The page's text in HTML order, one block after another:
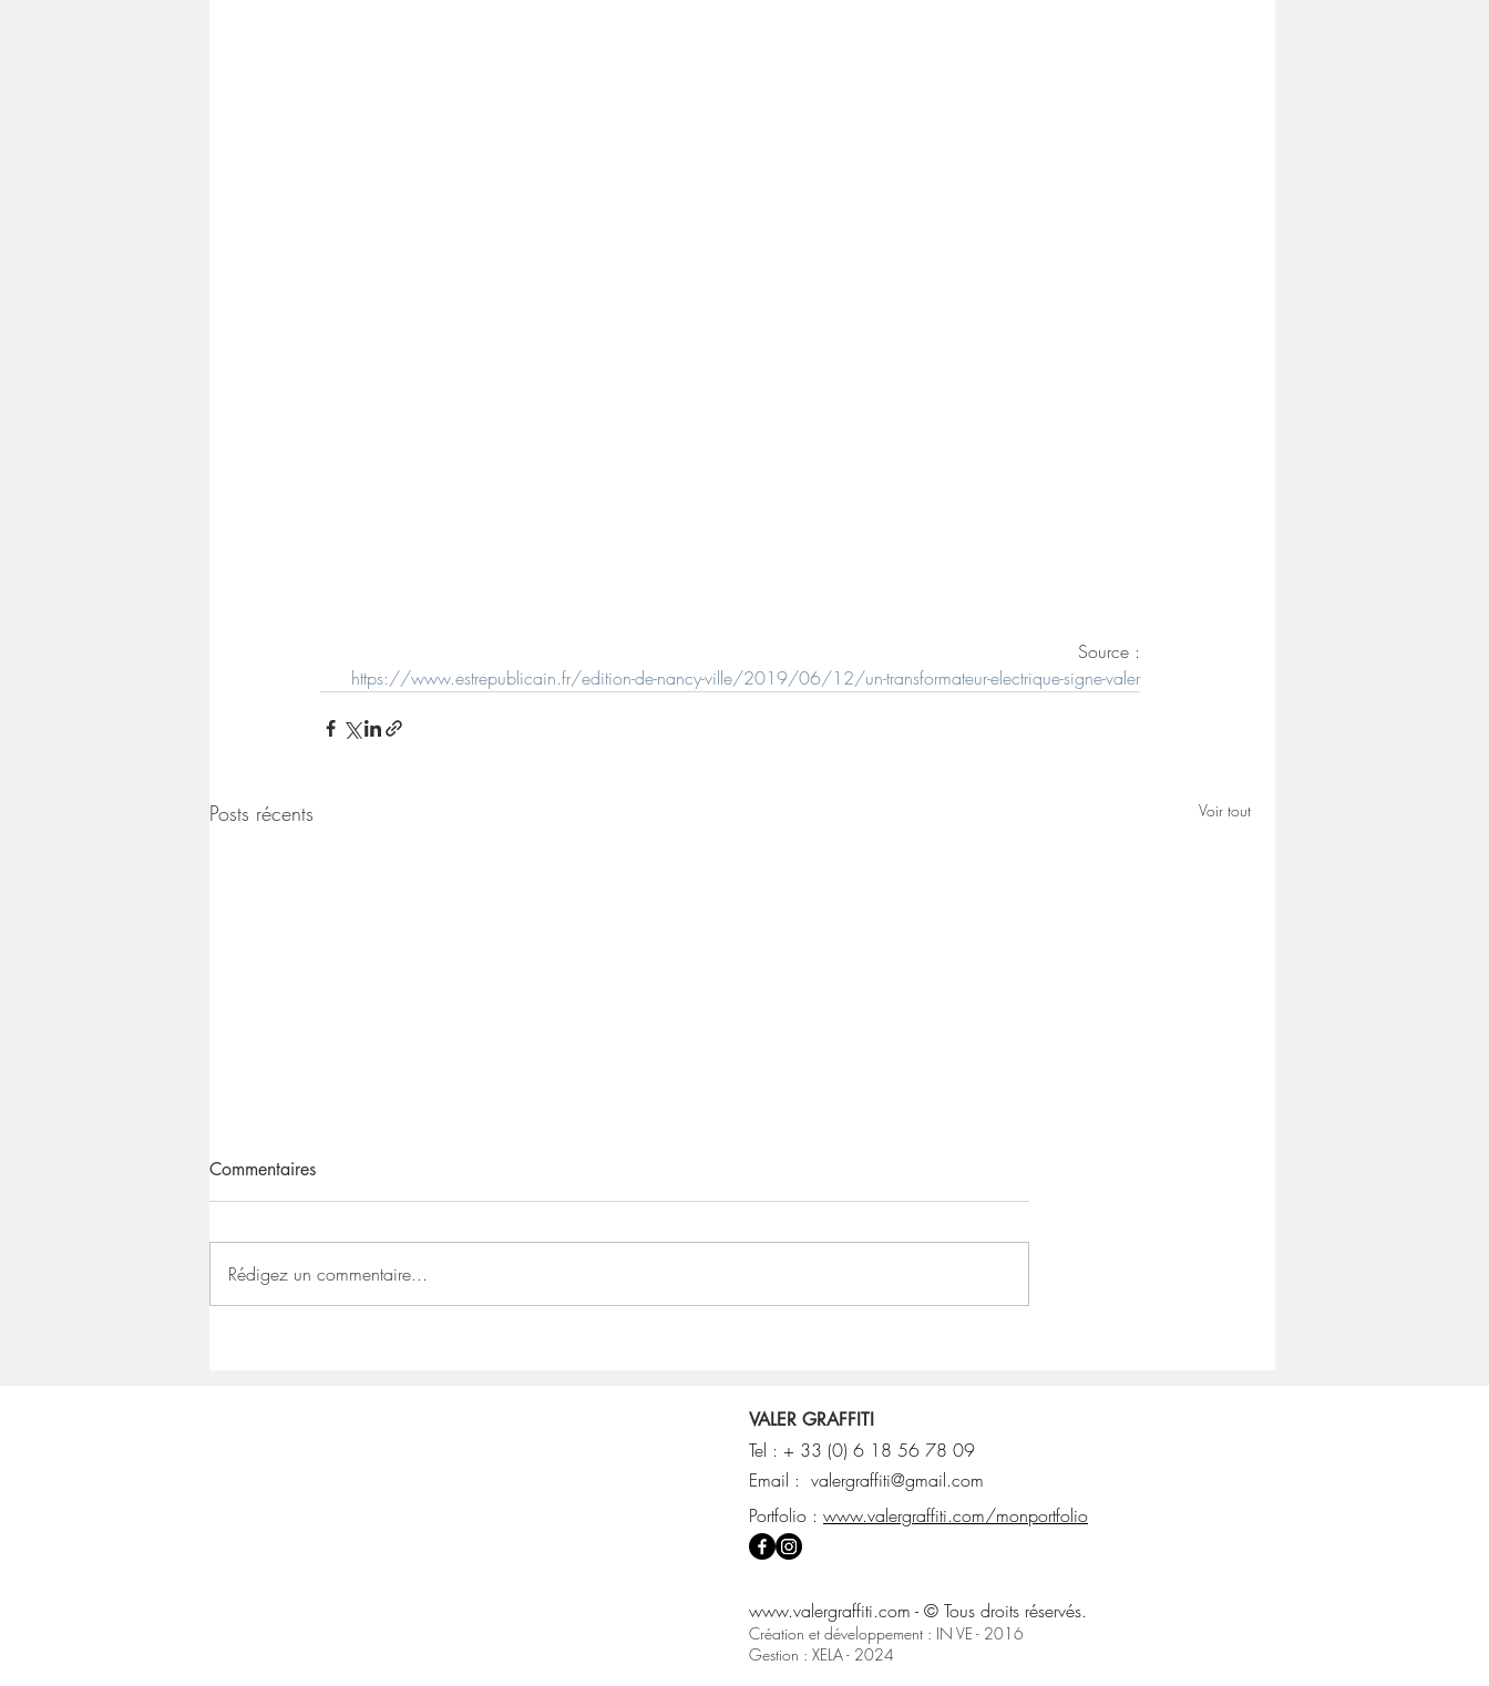
Source :
https://www.estrepublicain.fr/edition-de-nancy-ville/2019/06/12/un-transformateur-electrique-signe-valer
Posts récents Voir tout
Commentaires
Rédigez un commentaire...
VALER GRAFFITI
Tel : + 33 (0) 6 18 56 78 09
Email : valergraffiti@gmail.com
Portfolio : www.valergraffiti.com/monportfolio
www.valergraffiti.com - © Tous droits réservés.
Création et développement : IN VE - 2016
Gestion : XELA - 2024